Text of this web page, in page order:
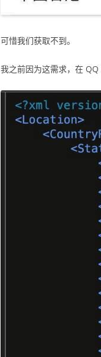
可惜我们获取不到。
我之前因为这需求，在 QQ